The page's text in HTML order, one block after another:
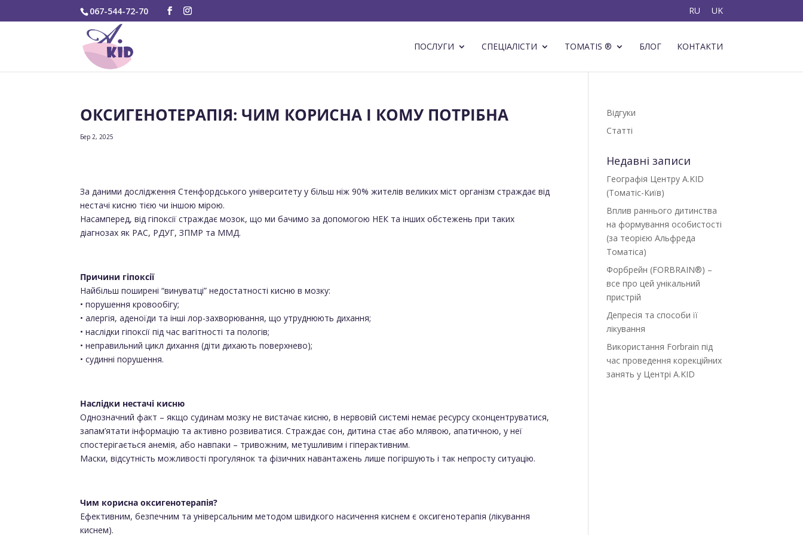
067-544-72-70 RU UK
ПОСЛУГИ СПЕЦІАЛІСТИ TOMATIS ® БЛОГ КОНТАКТИ
ОКСИГЕНОТЕРАПІЯ: ЧИМ КОРИСНА І КОМУ ПОТРІБНА
Бер 2, 2025
За даними дослідження Стенфордського університету у більш ніж 90% жителів великих міст організм страждає від
нестачі кисню тією чи іншою мірою.
Насамперед, від гіпоксії страждає мозок, що ми бачимо за допомогою НЕК та інших обстежень при таких
діагнозах як РАС, РДУГ, ЗПМР та ММД.
Причини гіпоксії
Найбільш поширені “винуватці” недостатності кисню в мозку:
• порушення кровообігу;
• алергія, аденоїди та інші лор-захворювання, що утруднюють дихання;
• наслідки гіпоксії під час вагітності та пологів;
• неправильний цикл дихання (діти дихають поверхнево);
• судинні порушення.
Наслідки нестачі кисню
Однозначний факт – якщо судинам мозку не вистачає кисню, в нервовій системі немає ресурсу сконцентруватися,
запам’ятати інформацію та активно розвиватися. Страждає сон, дитина стає або млявою, апатичною, у неї
спостерігається анемія, або навпаки – тривожним, метушливим і гіперактивним.
Маски, відсутність можливості прогулянок та фізичних навантажень лише погіршують і так непросту ситуацію.
Чим корисна оксигенотерапія?
Ефективним, безпечним та універсальним методом швидкого насичення киснем є оксигенотерапія (лікування
киснем).
Відгуки
Статті
Недавні записи
Географія Центру A.KID
(Томатіс-Київ)
Вплив раннього дитинства
на формування особистості
(за теорією Альфреда
Томатіса)
Форбрейн (FORBRAIN®) –
все про цей унікальний
пристрій
Депресія та способи її
лікування
Використання Forbrain під
час проведення корекційних
занять у Центрі A.KID